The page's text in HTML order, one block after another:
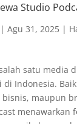
Studio
Agu 31, 2025|
satu media
di Indonesia.
maupun
menawarkan